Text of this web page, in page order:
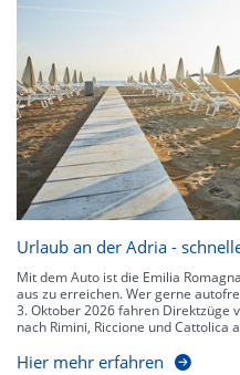
Urlaub an der Adria -
Mit dem Auto ist die Emilia
aus zu erreichen. Wer gerne
3. Oktober 2026 fahren Direktzüge
nach Rimini, Riccione und Cattolica
Hier mehr erfahren